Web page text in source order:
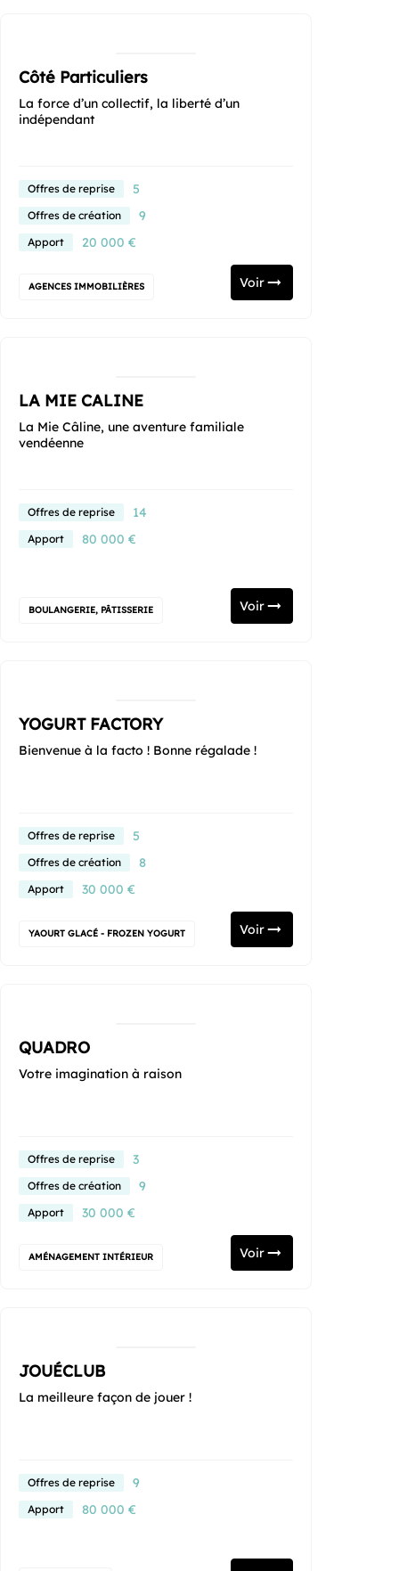
Côté Particuliers
La force d’un collectif, la liberté d’un
indépendant
Offres de reprise 5
Offres de création 9
Apport 20 000 €
AGENCES IMMOBILIÈRES Voir
LA MIE CALINE
La Mie Câline, une aventure familiale
vendéenne
Offres de reprise 14
Apport 80 000 €
BOULANGERIE, PÂTISSERIE Voir
YOGURT FACTORY
Bienvenue à la facto ! Bonne régalade !
Offres de reprise 5
Offres de création 8
Apport 30 000 €
YAOURT GLACÉ - FROZEN YOGURT Voir
QUADRO
Votre imagination à raison
Offres de reprise 3
Offres de création 9
Apport 30 000 €
AMÉNAGEMENT INTÉRIEUR Voir
JOUÉCLUB
La meilleure façon de jouer !
Offres de reprise 9
Apport 80 000 €